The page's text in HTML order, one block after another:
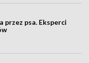
psa. Eksperci